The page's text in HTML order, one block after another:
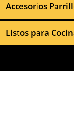
Accesorios
Listos para